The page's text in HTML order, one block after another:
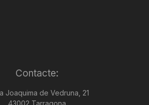
Contacte:
Joaquima de Vedruna, 21
43002 Tarragona